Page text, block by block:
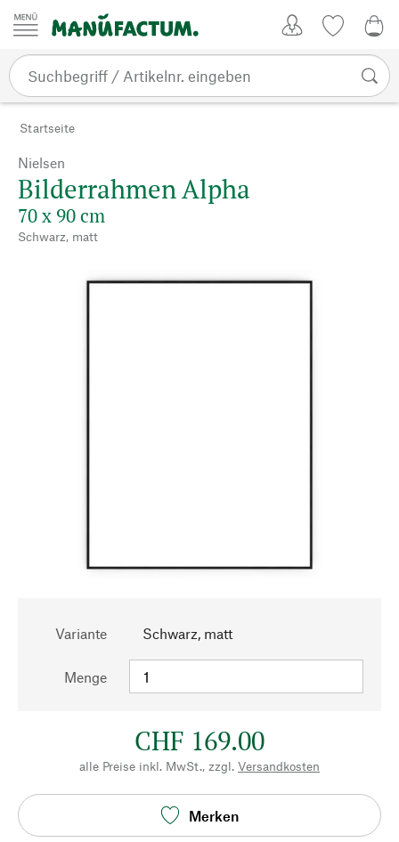
Zum Inhalt springen
Startseite
Nielsen
Bilderrahmen Alpha
70 x 90 cm
Schwarz, matt
Variante Schwarz, matt
Menge
CHF 169.00
alle Preise inkl. MwSt., zzgl. Versandkosten
Merken